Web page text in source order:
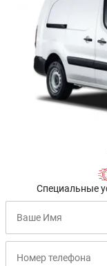
Специальные